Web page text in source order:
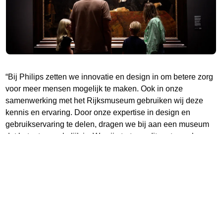
“Bij Philips zetten we innovatie en design in om betere zorg
voor meer mensen mogelijk te maken. Ook in onze
samenwerking met het Rijksmuseum gebruiken wij deze
kennis en ervaring. Door onze expertise in design en
gebruikservaring te delen, dragen we bij aan een museum
dat beter toegankelijk is. We zijn trots op dit partnerschap,